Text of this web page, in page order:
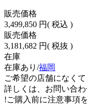
販売価格
3,499,850 円( 税込 )
販売価格
3,181,682 円( 税抜 )
在庫
在庫あり/福岡
ご希望の店舗になく
詳しくは、お問い合わ
!ご購入前に注意事項